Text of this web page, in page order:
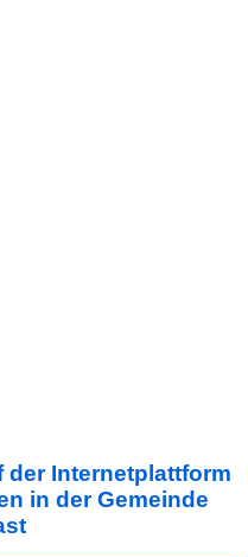
der Internetplattform
in der Gemeinde